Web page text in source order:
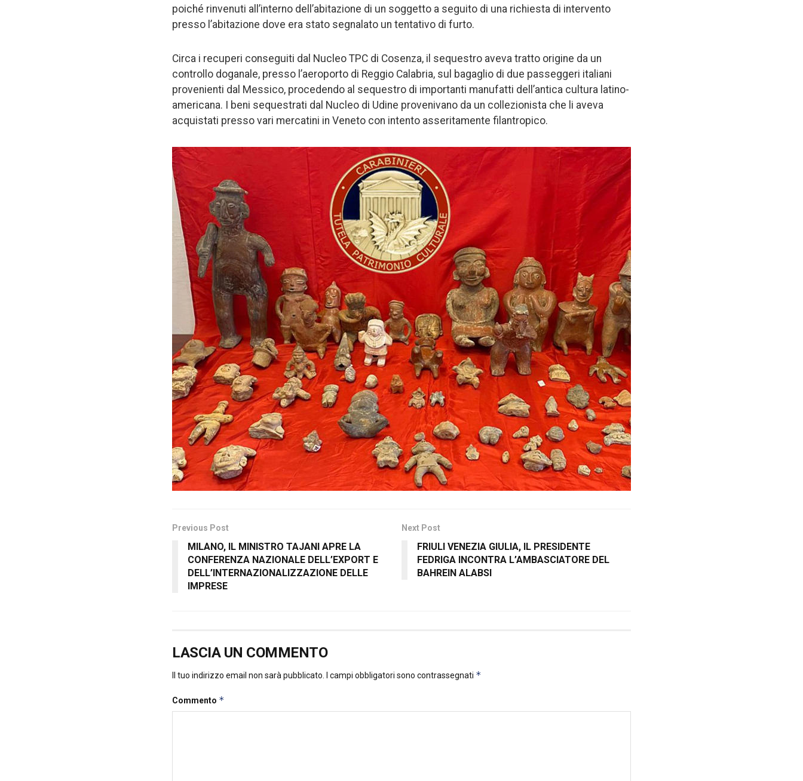
poiché rinvenuti all’interno dell’abitazione di un soggetto a seguito di una richiesta di intervento
presso l’abitazione dove era stato segnalato un tentativo di furto.
Circa i recuperi conseguiti dal Nucleo TPC di Cosenza, il sequestro aveva tratto origine da un
controllo doganale, presso l’aeroporto di Reggio Calabria, sul bagaglio di due passeggeri italiani
provenienti dal Messico, procedendo al sequestro di importanti manufatti dell’antica cultura latino-
americana. I beni sequestrati dal Nucleo di Udine provenivano da un collezionista che li aveva
acquistati presso vari mercatini in Veneto con intento asseritamente filantropico.
Previous Post
MILANO, IL MINISTRO TAJANI APRE LA
CONFERENZA NAZIONALE DELL’EXPORT E
DELL’INTERNAZIONALIZZAZIONE DELLE
IMPRESE
Next Post
FRIULI VENEZIA GIULIA, IL PRESIDENTE
FEDRIGA INCONTRA L’AMBASCIATORE DEL
BAHREIN ALABSI
LASCIA UN COMMENTO
Il tuo indirizzo email non sarà pubblicato. I campi obbligatori sono contrassegnati *
Commento *